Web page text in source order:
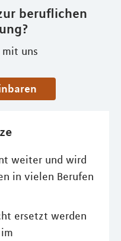
beruflichen
mit uns
weiter und wird
in vielen Berufen
ersetzt werden